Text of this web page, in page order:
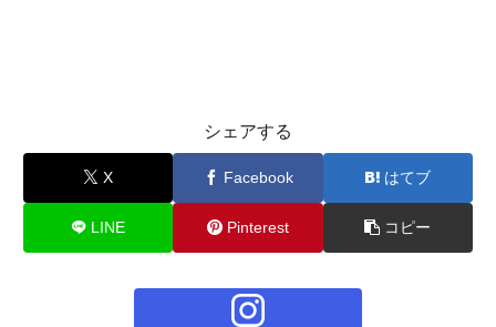
シェアする
X Facebook はてブ
LINE Pinterest コピー